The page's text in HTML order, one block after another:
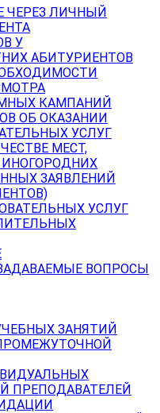
ЧЕРЕЗ ЛИЧНЫЙ
У
АБИТУРИЕНТОВ
КАМПАНИЙ
ОБ ОКАЗАНИИ
УСЛУГ
МЕСТ,
ЗАЯВЛЕНИЙ
УСЛУГ
ВОПРОСЫ
ЗАНЯТИЙ
ПРЕПОДАВАТЕЛЕЙ